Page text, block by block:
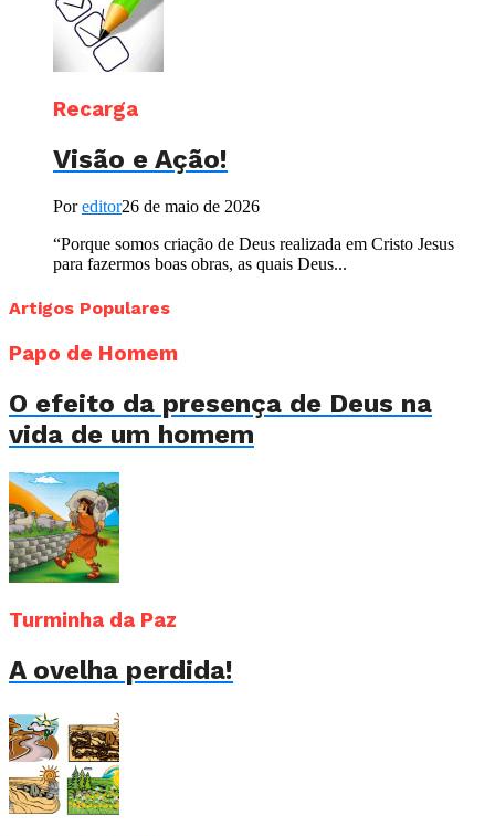
Recarga
Visão e Ação!
Poreditor26 de maio de 2026
“Porque somos criação de Deus realizada em Cristo Jesus
para fazermos boas obras, as quais Deus...
Artigos Populares
Papo de Homem
O efeito da presença de Deus na
vida de um homem
Turminha da Paz
A ovelha perdida!